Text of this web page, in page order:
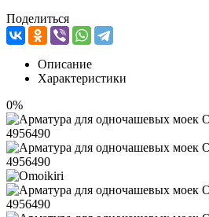
Поделиться
Описание
Характеристики
0%